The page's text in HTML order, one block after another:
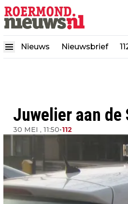
Nieuws Nieuwsbrief
Juwelier aan de
30 MEI , 11:50•112